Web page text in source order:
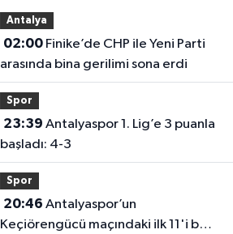
Antalya
02:00Finike’de CHP ile Yeni Parti
arasında bina gerilimi sona erdi
Spor
23:39
başladı: 4-3
Spor
20:46
Keçiörengücü maçındaki ilk 11'i belli